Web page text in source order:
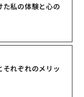
た私の体験と心の
れぞれのメリッ